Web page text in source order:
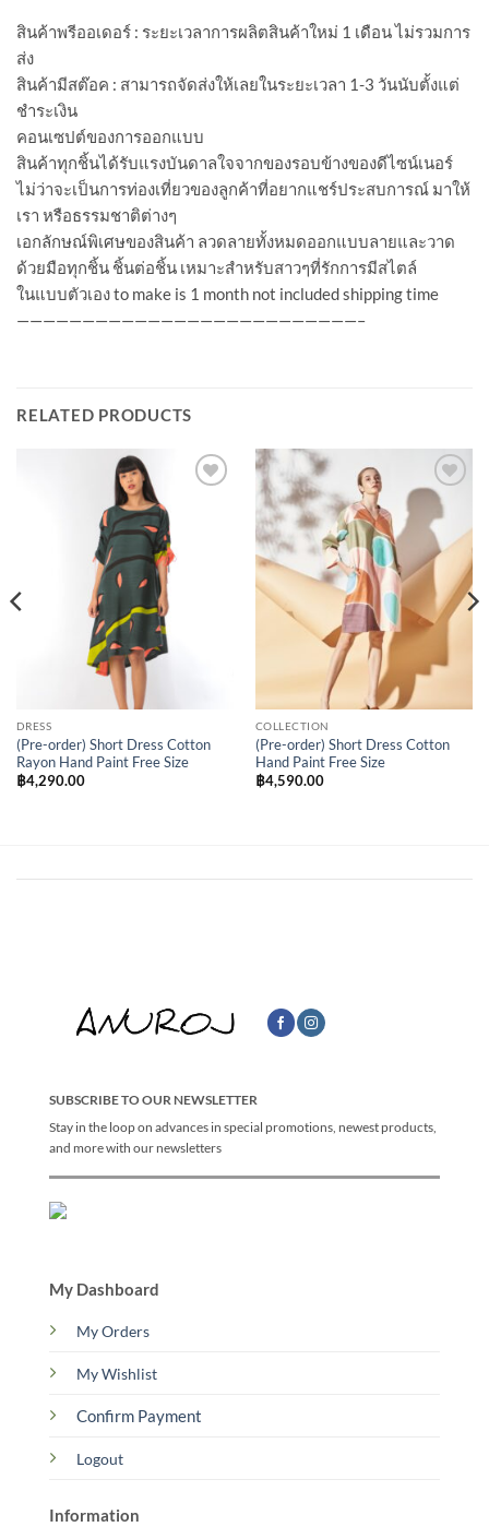
สินค้าพรีออเดอร์ : ระยะเวลาการผลิตสินค้าใหม่ 1 เดือน ไม่รวมการ
ส่ง
สินค้ามีสต๊อค : สามารถจัดส่งให้เลยในระยะเวลา 1-3 วันนับตั้งแต่
ชำระเงิน
คอนเซปต์ของการออกแบบ
สินค้าทุกชิ้นได้รับแรงบันดาลใจจากของรอบข้างของดีไซน์เนอร์
ไม่ว่าจะเป็นการท่องเที่ยวของลูกค้าที่อยากแชร์ประสบการณ์ มาให้
เรา หรือธรรมชาติต่างๆ
เอกลักษณ์พิเศษของสินค้า ลวดลายทั้งหมดออกแบบลายและวาด
ด้วยมือทุกชิ้น ชิ้นต่อชิ้น เหมาะสำหรับสาวๆที่รักการมีสไตล์
ในแบบตัวเอง to make is 1 month not included shipping time
——————————————————————————–
RELATED PRODUCTS
DRESS
(Pre-order) Short Dress Cotton
Rayon Hand Paint Free Size
฿4,290.00
Add to
Wishlist
COLLECTION
(Pre-order) Short Dress Cotton
Hand Paint Free Size
฿4,590.00
SUBSCRIBE TO OUR NEWSLETTER
Stay in the loop on advances in special promotions, newest products,
and more with our newsletters
My Dashboard
My Orders
My Wishlist
Confirm Payment
Logout
Information